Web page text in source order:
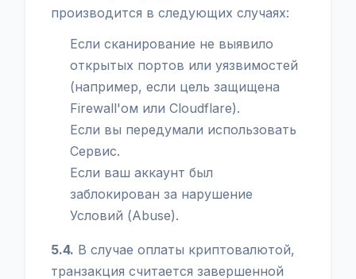
производится в следующих случаях:
Если сканирование не выявило
открытых портов или уязвимостей
(например, если цель защищена
Firewall'ом или Cloudflare).
Если вы передумали использовать
Сервис.
Если ваш аккаунт был
заблокирован за нарушение
Условий (Abuse).
5.4. В случае оплаты криптовалютой,
транзакция считается завершенной